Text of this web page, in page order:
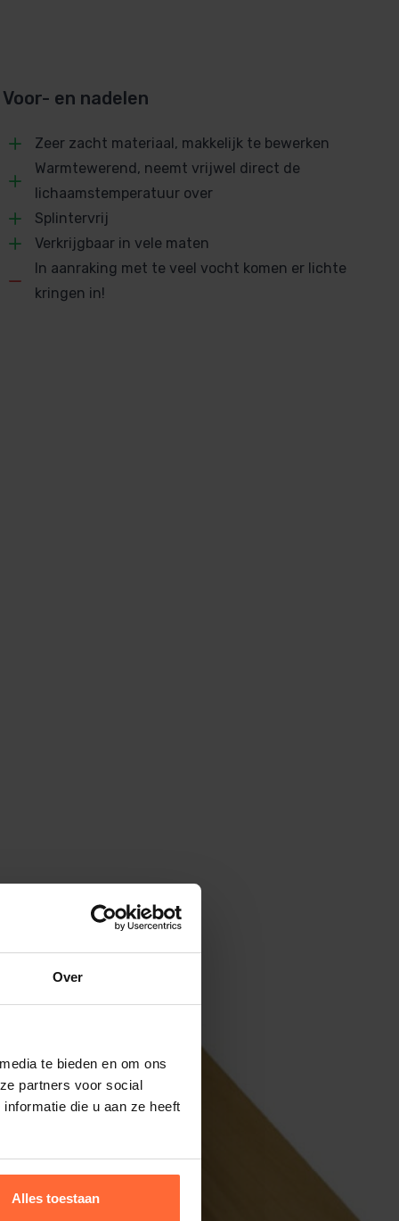
Over
te bieden en om ons
partners voor social
die u aan ze heeft
Alles toestaan
Voor- en nadelen
Zeer zacht materiaal, makkelijk te bewerken
Warmtewerend, neemt vrijwel direct de
lichaamstemperatuur over
Splintervrij
Verkrijgbaar in vele maten
In aanraking met te veel vocht komen er lichte
kringen in!
Aanbieding